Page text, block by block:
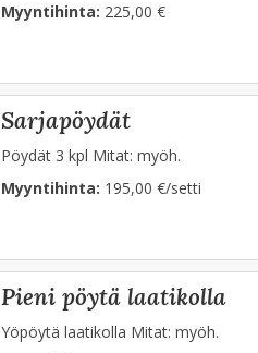
Myyntihinta: 225,00 €
sarjapöydät
Pöydät 3 kpl Mitat: myöh.
Myyntihinta: 195,00 €/setti
pieni pöytä laatikolla
Yöpöytä laatikolla Mitat: myöh.